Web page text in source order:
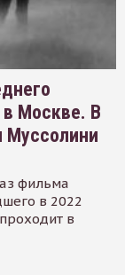
Москве. В
Муссолини
фильма
в 2022
в